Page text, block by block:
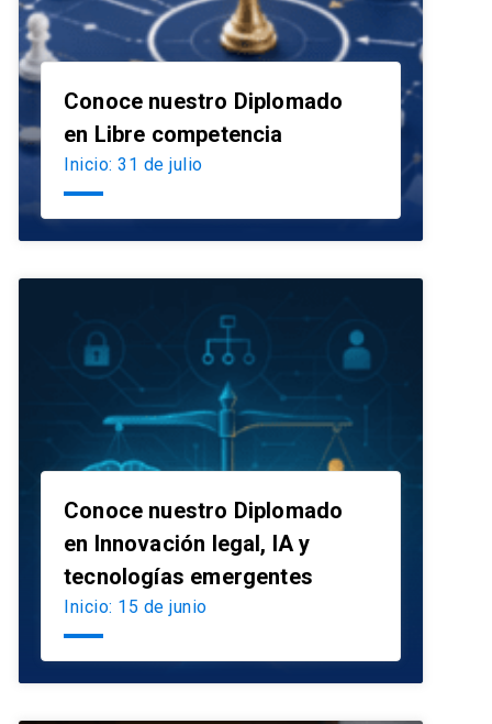
Conoce nuestro Diplomado
en Libre competencia
Inicio: 31 de julio
Conoce nuestro Diplomado
en Innovación legal, IA y
tecnologías emergentes
Inicio: 15 de junio